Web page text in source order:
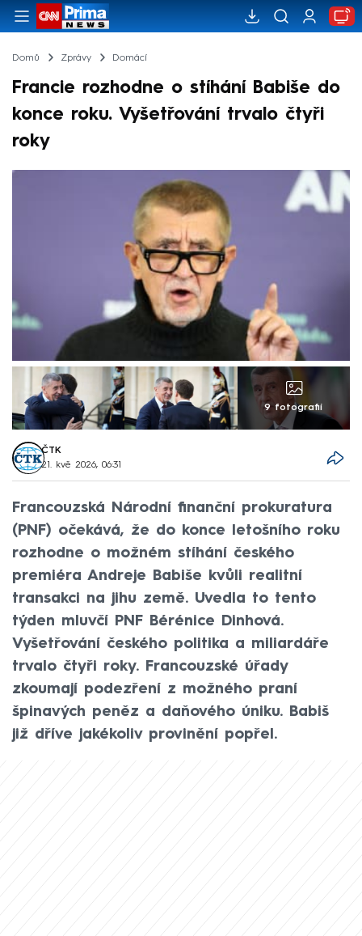
Domů Zprávy Domácí
Francie rozhodne o stíhání Babiše do
konce roku. Vyšetřování trvalo čtyři
roky
9 fotografií
ČTK
21. kvě 2026, 06:31
Francouzská Národní finanční prokuratura
(PNF) očekává, že do konce letošního roku
rozhodne o možném stíhání českého
premiéra Andreje Babiše kvůli realitní
transakci na jihu země. Uvedla to tento
týden mluvčí PNF Bérénice Dinhová.
Vyšetřování českého politika a miliardáře
trvalo čtyři roky. Francouzské úřady
zkoumají podezření z možného praní
špinavých peněz a daňového úniku. Babiš
již dříve jakékoliv provinění popřel.